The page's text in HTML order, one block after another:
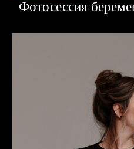
Фотосессия